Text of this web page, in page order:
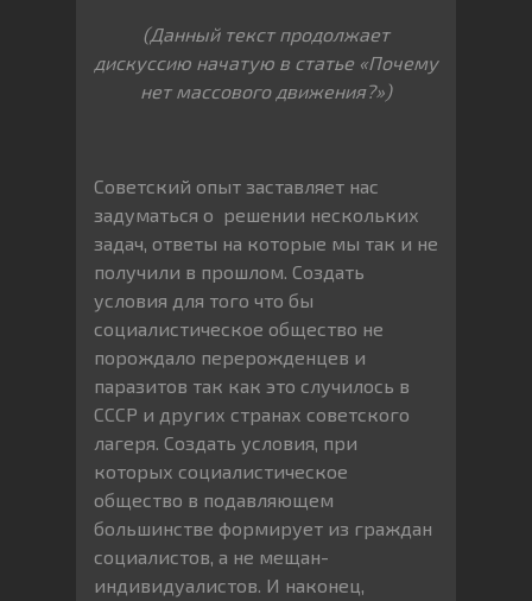
(Данный текст продолжает
дискуссию начатую в статье «Почему
нет массового движения?»)
Советский опыт заставляет нас
задуматься о решении нескольких
задач, ответы на которые мы так и не
получили в прошлом. Создать
условия для того что бы
социалистическое общество не
порождало перерожденцев и
паразитов так как это случилось в
СССР и других странах советского
лагеря. Создать условия, при
которых социалистическое
общество в подавляющем
большинстве формирует из граждан
социалистов, а не мещан-
индивидуалистов. И наконец,